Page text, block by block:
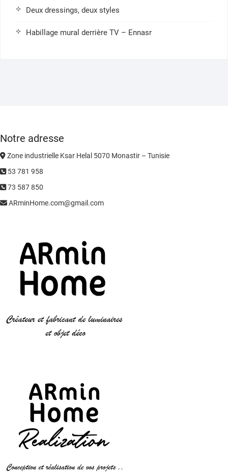
Deux dressings, deux styles
Habillage mural derrière TV – Ennasr
Notre adresse
Zone industrielle Ksar Helal 5070 Monastir – Tunisie
53 781 958
73 587 850
ARminHome.com@gmail.com